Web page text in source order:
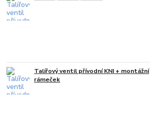
Talířový ventil přívodní KNI + montážní
rámeček